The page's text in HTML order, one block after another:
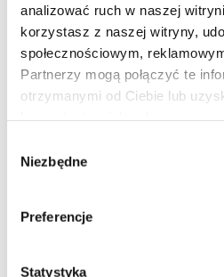
analizować ruch w naszej
korzystasz z naszej witryny,
społecznościowym,
Partnerzy mogą połączyć te
otrzymanymi od Ciebie lub
zgody
Niezbędne
Preferencje
Statystyka
ma siostrę, a cały gatunek
wyrusza w ryzykowną podróż do
która będzie wymagała prawdziwej
sam: towarzyszą mu wierni